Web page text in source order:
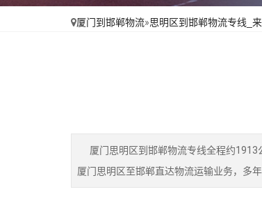
厦门到邯郸物流»思明区到邯郸物流专线_
厦门思明区到邯郸物流专线全程约1913
厦门思明区至邯郸直达物流运输业务，多